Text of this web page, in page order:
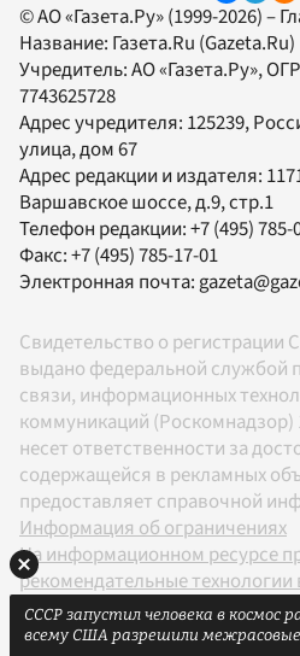
© АО «Газета.Ру» (1999-2026) –
Название: Газета.Ru (Gazeta.Ru)
Учредитель:АО «Газета.Ру»,
7743625728
Адрес учредителя: 125239,
улица, дом 67
Адрес редакции и издателя:
Варшавское шоссе, д.9, стр.1
Телефон редакции:+7 (495) 785-
Факс:+7 (495) 785-17-01
Электронная почта:
Свидетельство о
выдано федеральной службой
связи, информационных
коммуникаций (Роскомнадзор)
несет ответственности за
содержащейся в рекламных
предоставляет справочной
Информация об ограничениях
На информационном ресурсе
рекомендательные технологии
Правилами
18+
СССР запустил человека в космос
всему США разрешили